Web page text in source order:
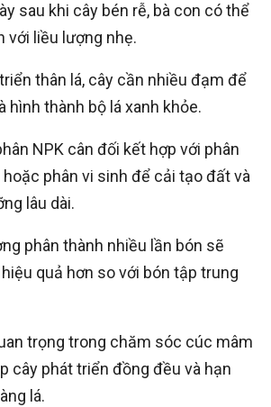
sau khi cây bén rễ, bà con có thể
với liều lượng nhẹ.
thân lá, cây cần nhiều đạm để
hình thành bộ lá xanh khỏe.
NPK cân đối kết hợp với phân
phân vi sinh để cải tạo đất và
lâu dài.
phân thành nhiều lần bón sẽ
quả hơn so với bón tập trung
trọng trong chăm sóc cúc mâm
cây phát triển đồng đều và hạn
lá.